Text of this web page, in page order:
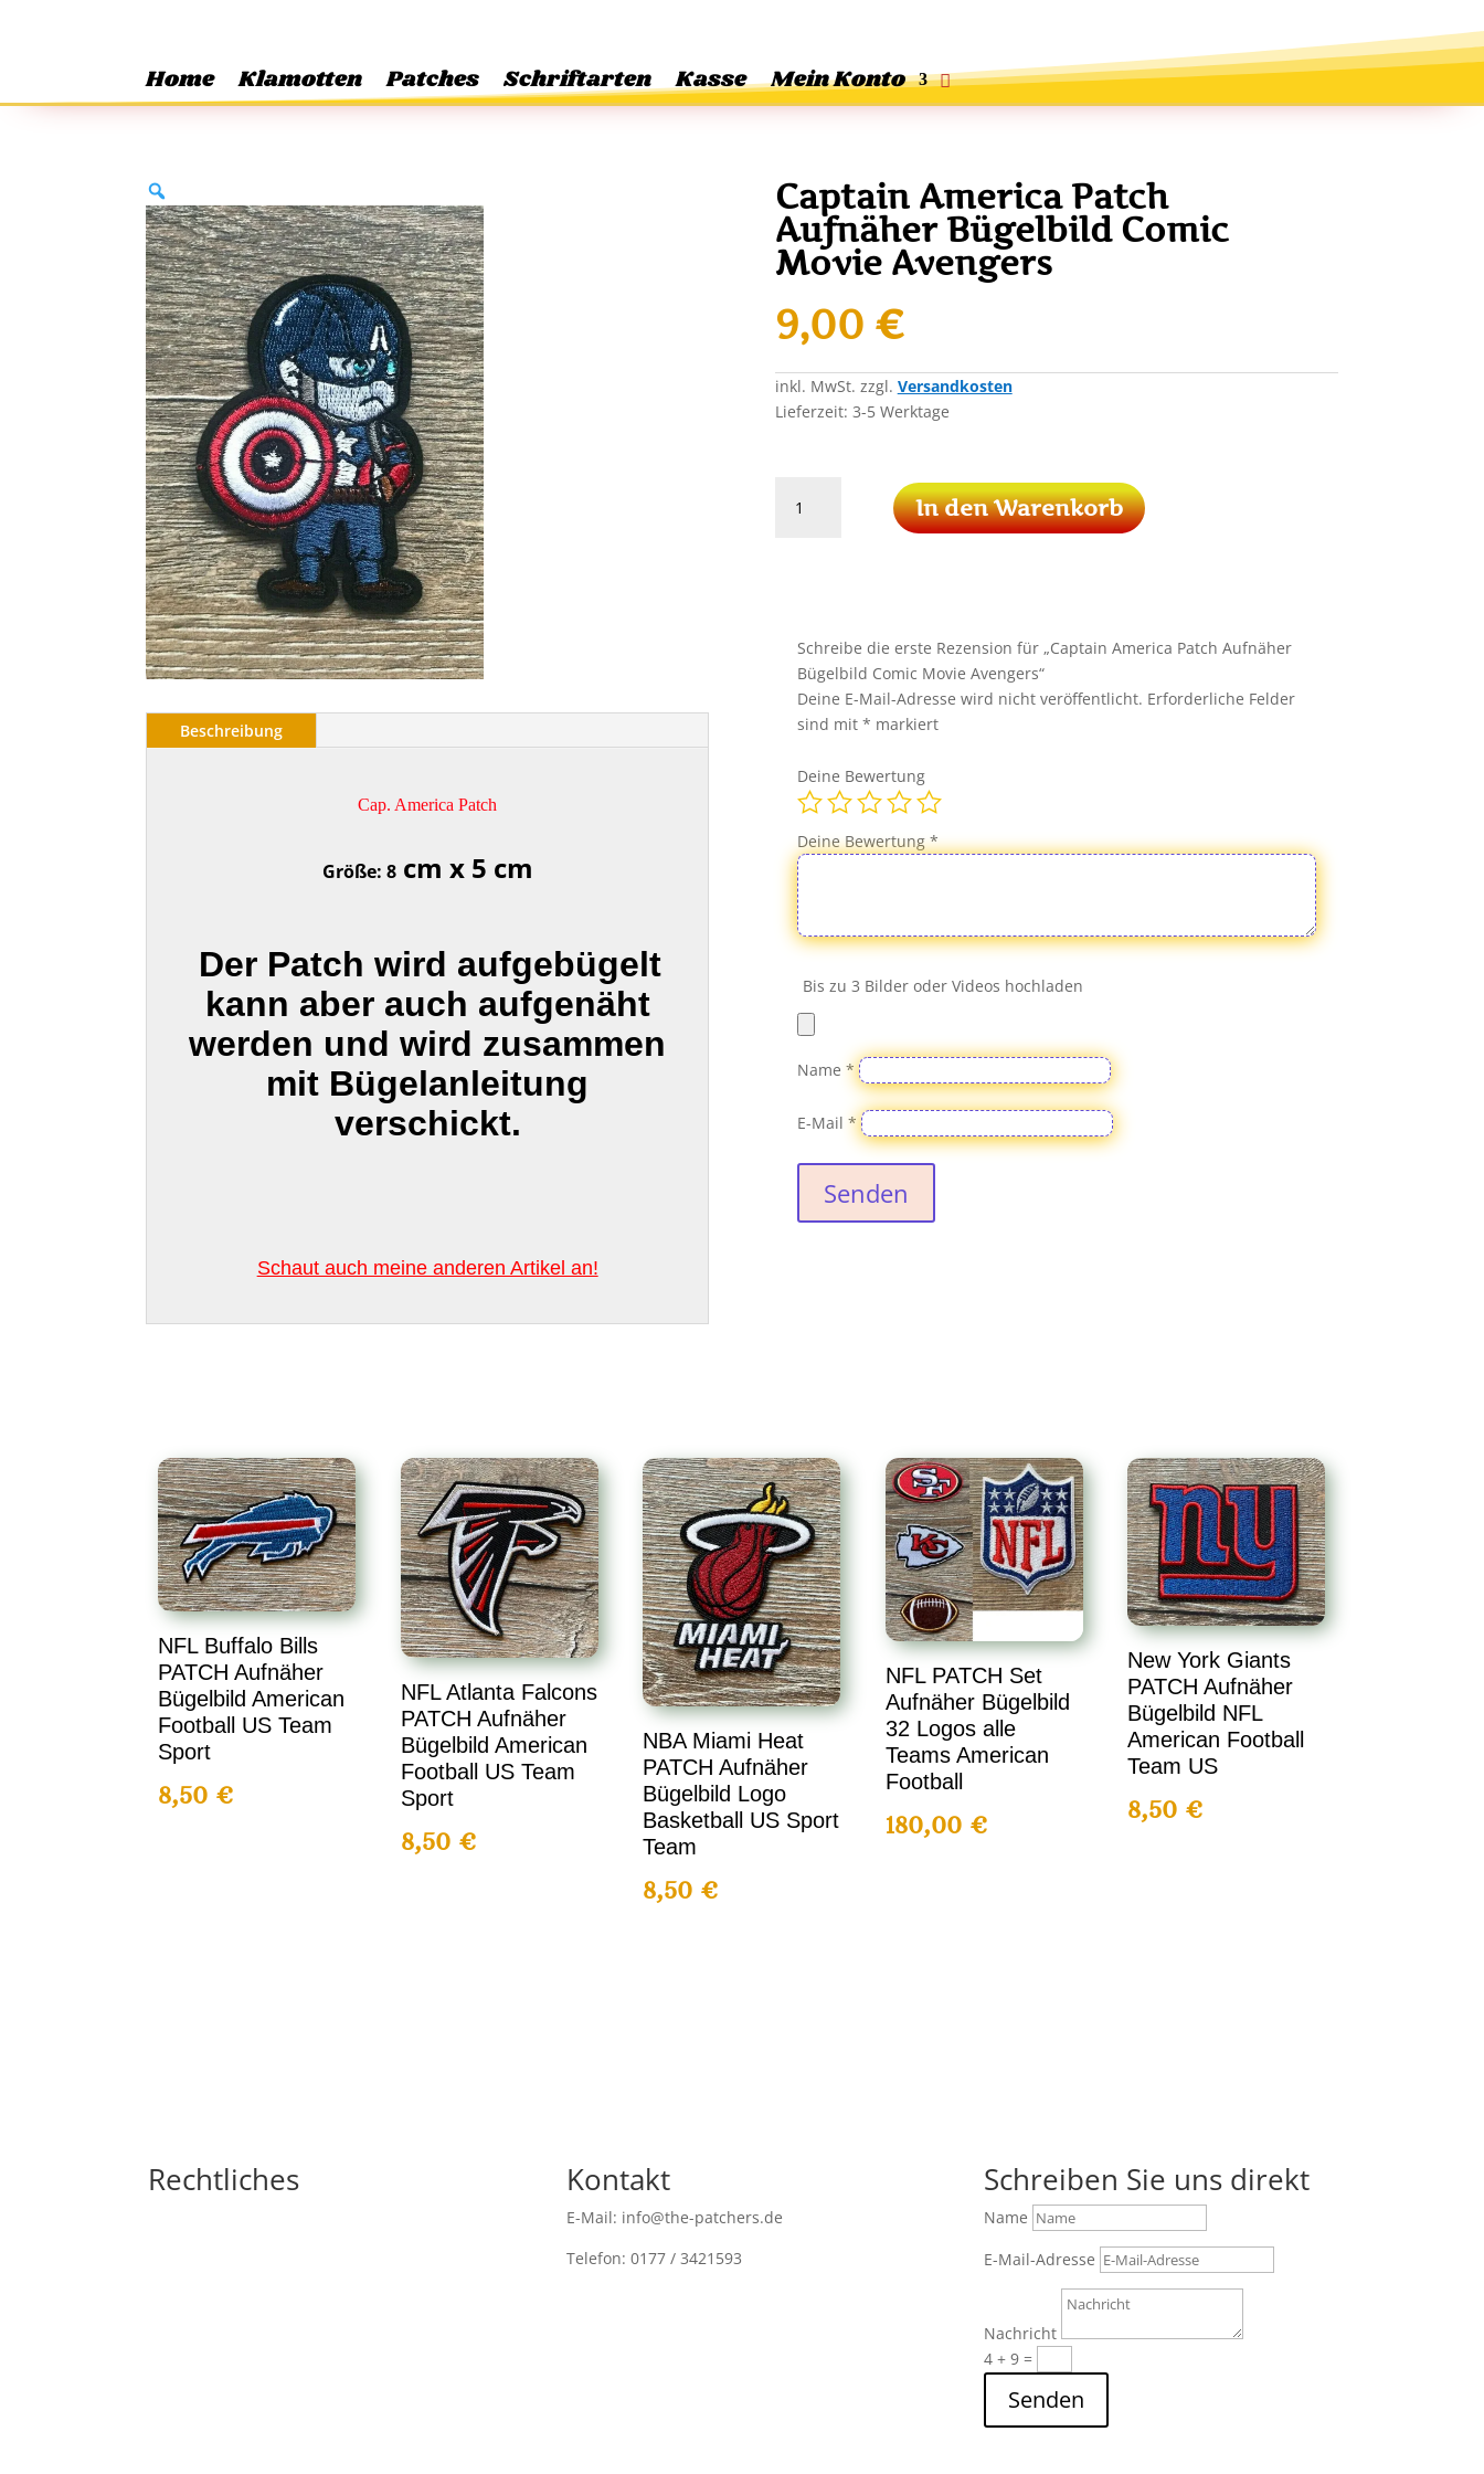
Home Klamotten Patches Schriftarten Kasse Mein Konto
Beschreibung
Cap. America Patch
Größe: 8cm x 5 cm
Der Patch wird aufgebügelt
kann aber auch aufgenäht
werden und wird zusammen
mit Bügelanleitung
verschickt.
Schaut auch meine anderen Artikel an!
Captain America Patch
Aufnäher Bügelbild Comic
Movie Avengers
9,00 €
inkl. MwSt. zzgl. Versandkosten
Lieferzeit: 3-5 Werktage
America
Movie
Avengers
Menge
In den Warenkorb
Schreibe die erste Rezension für „Captain America Patch Aufnäher
Bügelbild Comic Movie Avengers“
Deine E-Mail-Adresse wird nicht veröffentlicht. Erforderliche Felder
sind mit* markiert
Deine Bewertung
Deine Bewertung*
Bis zu 3 Bilder oder Videos hochladen
Name*
E-Mail*
Senden
NFL Buffalo Bills
PATCH Aufnäher
Bügelbild American
Football US Team
Sport
8,50 €
NFL Atlanta Falcons
PATCH Aufnäher
Bügelbild American
Football US Team
Sport
8,50 €
NBA Miami Heat
PATCH Aufnäher
Bügelbild Logo
Basketball US Sport
Team
8,50€
NFL PATCH Set
Aufnäher Bügelbild
32 Logos alle
Teams American
Football
180,00 €
New York Giants
PATCH Aufnäher
Bügelbild NFL
American Football
Team US
8,50€
Rechtliches Kontakt
E-Mail: info@the-patchers.de
Telefon: 0177 / 3421593
Schreiben Sie uns direkt
Name
E-Mail-Adresse
Nachricht
4 + 9=
Senden